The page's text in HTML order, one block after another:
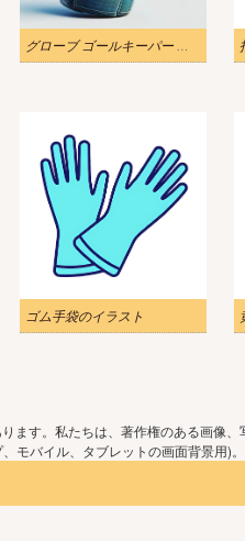
グローブ ゴールキーパー イラスト
ゴム手袋のイラスト
す。私たちは、著作権のある画像
バイル、タブレットの画面背景用)